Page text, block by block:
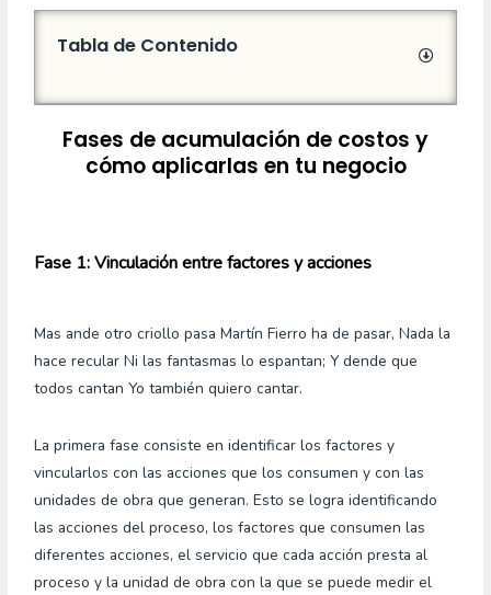
Tabla de Contenido
Fases de acumulación de costos y
cómo aplicarlas en tu negocio
Fase 1: Vinculación entre factores y acciones
Mas ande otro criollo pasa Martín Fierro ha de pasar, Nada la
hace recular Ni las fantasmas lo espantan; Y dende que
todos cantan Yo también quiero cantar.
La primera fase consiste en identificar los factores y
vincularlos con las acciones que los consumen y con las
unidades de obra que generan. Esto se logra identificando
las acciones del proceso, los factores que consumen las
diferentes acciones, el servicio que cada acción presta al
proceso y la unidad de obra con la que se puede medir el